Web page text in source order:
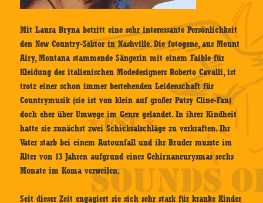
Mit Laura Bryna betritt eine sehr interessante Persönlichkeit
den New Country-Sektor in Nashville. Die fotogene, aus Mount
Airy, Montana stammende Sängerin mit einem Faible für
Kleidung des italienischen Modedesigners Roberto Cavalli, ist
trotz einer schon immer bestehenden Leidenschaft für
Countrymusik (sie ist von klein auf großer Patsy Cline-Fan)
doch eher über Umwege im Genre gelandet. In ihrer Kindheit
hatte sie zunächst zwei Schicksalschläge zu verkraften. Ihr
Vater starb bei einem Autounfall und ihr Bruder musste im
Alter von 13 Jahren aufgrund eines Gehirnaneurysmas sechs
Monate im Koma verweilen.
Seit dieser Zeit engagiert sie sich sehr stark für kranke Kinder